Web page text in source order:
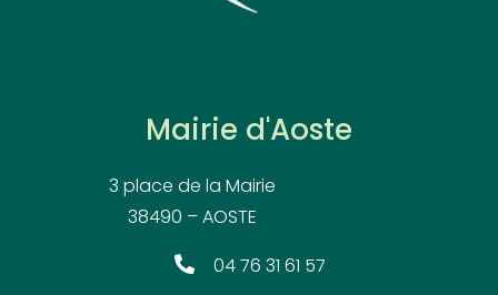
Mairie d'Aoste
3 place de la Mairie
38490 – AOSTE
04 76 31 61 57